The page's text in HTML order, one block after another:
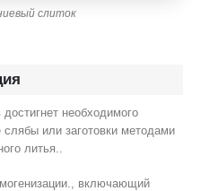
слиток
необходимого
или заготовки методами
литья..
включающий